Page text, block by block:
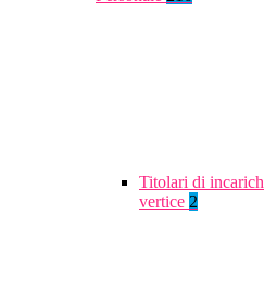
Titolari di
vertice 2